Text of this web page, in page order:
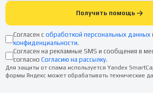
Получить помощь
Согласен с обработкой персональных данных
конфиденциальности.
Согласен на рекламные SMS и сообщения в
согласно Согласию на рассылку.
Для защиты от спама используется Yandex
формы Яндекс может обрабатывать технические